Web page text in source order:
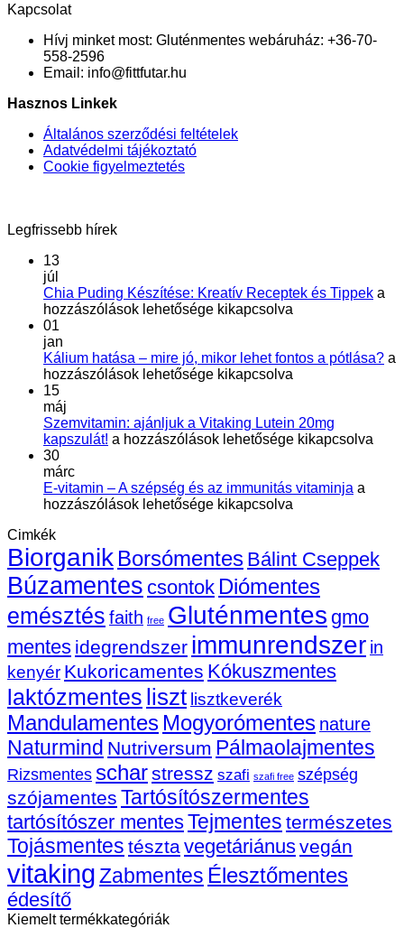
Kapcsolat
Hívj minket most: Gluténmentes webáruház: +36-70-
558-2596
Email: info@fittfutar.hu
Hasznos Linkek
Általános szerződési feltételek
Adatvédelmi tájékoztató
Cookie figyelmeztetés
Legfrissebb hírek
13
júl
Chia Puding Készítése: Kreatív Receptek és Tippek a
hozzászólások lehetősége kikapcsolva
01
jan
Kálium hatása – mire jó, mikor lehet fontos a pótlása? a
hozzászólások lehetősége kikapcsolva
15
máj
Szemvitamin: ajánljuk a Vitaking Lutein 20mg
kapszulát! Szemvitamin:
Vitaking
Lutein
bejegyzéshez
a hozzászólások lehetősége kikapcsolva
30
márc
E-vitamin – A szépség és az immunitás vitaminja E-
és
a
hozzászólások lehetősége kikapcsolva
Cimkék
Biorganik Borsómentes Bálint Cseppek
Búzamentes csontok Diómentes
emésztés faith free Gluténmentes gmo
mentes idegrendszer immunrendszer in
kenyér Kukoricamentes Kókuszmentes
laktózmentes liszt lisztkeverék
Mandulamentes Mogyorómentes nature
Naturmind Nutriversum Pálmaolajmentes
Rizsmentes scharstressz szafi szafi free szépség
szójamentes Tartósítószermentes
tartósítószer mentesTejmentes természetes
Tojásmentes tésztavegetáriánusvegán
vitakingZabmentes Élesztőmentes
édesítő
Kiemelt termékkategóriák